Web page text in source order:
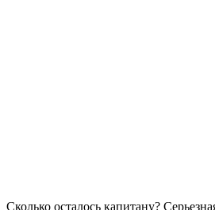
Сколько осталось капитану?